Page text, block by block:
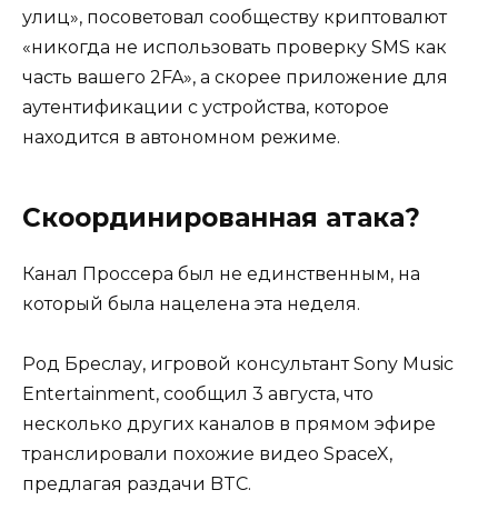
улиц», посоветовал сообществу криптовалют
«никогда не использовать проверку SMS как
часть вашего 2FA», а скорее приложение для
аутентификации с устройства, которое
находится в автономном режиме.
Скоординированная атака?
Канал Проссера был не единственным, на
который была нацелена эта неделя.
Род Бреслау, игровой консультант Sony Music
Entertainment, сообщил 3 августа, что
несколько других каналов в прямом эфире
транслировали похожие видео SpaceX,
предлагая раздачи BTC.